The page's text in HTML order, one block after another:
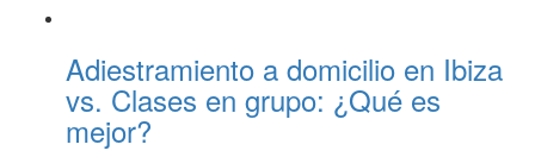
Adiestramiento a domicilio en Ibiza
vs. Clases en grupo: ¿Qué es
mejor?